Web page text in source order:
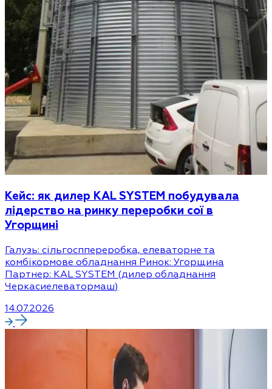
Кейс: як дилер KAL SYSTEM побудувала
лідерство на ринку переробки сої в
Угорщині
Галузь: сільгосппереробка, елеваторне та
комбікормове обладнання Ринок: Угорщина
Партнер: KAL SYSTEM (дилер обладнання
Черкасиелеватормаш)
14.07.2026